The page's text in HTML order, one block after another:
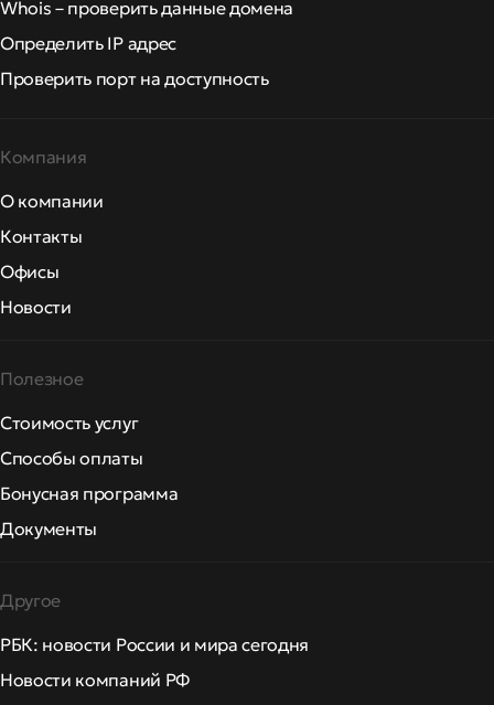
Whois – проверить данные домена
Определить IP адрес
Проверить порт на доступность
Компания
О компании
Контакты
Офисы
Новости
Полезное
Стоимость услуг
Способы оплаты
Бонусная программа
Документы
Другое
РБК: новости России и мира сегодня
Новости компаний РФ